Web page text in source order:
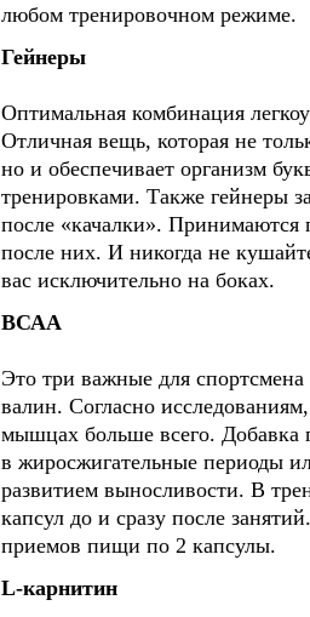
любом тренировочном режиме.
Гейнеры
Оптимальная комбинация
Отличная вещь, которая не
но и обеспечивает организм
тренировками. Также гейнеры
после «качалки». Принимаются
после них. И никогда не
вас исключительно на боках.
ВСАА
Это три важные для
валин. Согласно
мышцах больше всего.
в жиросжигательные периоды
развитием выносливости. В
капсул до и сразу после
приемов пищи по 2 капсулы.
L-карнитин